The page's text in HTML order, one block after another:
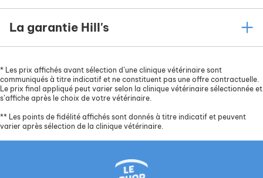
La garantie Hill's
* Les prix affichés avant sélection d’une clinique vétérinaire sont
communiqués à titre indicatif et ne constituent pas une offre contractuelle.
Le prix final appliqué peut varier selon la clinique vétérinaire sélectionnée et
s’affiche après le choix de votre vétérinaire.
** Les points de fidélité affichés sont donnés à titre indicatif et peuvent
varier après sélection de la clinique vétérinaire.